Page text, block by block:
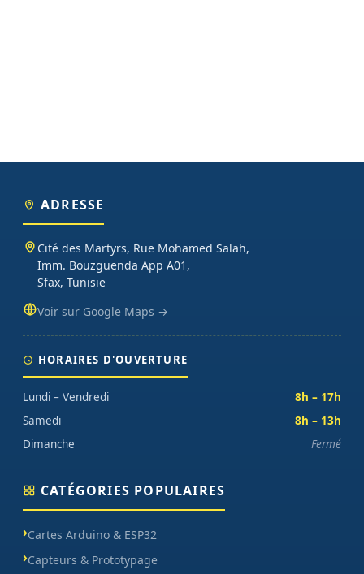
ADRESSE
Cité des Martyrs, Rue Mohamed Salah,
Imm. Bouzguenda App A01,
Sfax, Tunisie
Voir sur Google Maps →
HORAIRES D'OUVERTURE
Lundi – Vendredi
8h – 17h
Samedi
8h – 13h
Dimanche
Fermé
CATÉGORIES POPULAIRES
Cartes Arduino & ESP32
Capteurs & Prototypage